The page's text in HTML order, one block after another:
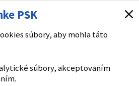
PSK
súbory, aby mohla táto
súbory, akceptovaním